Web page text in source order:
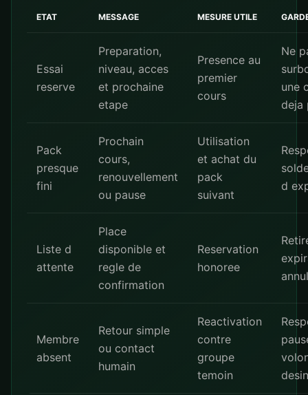
ETAT MESSAGE MESURE UTILE
Essai
reserve
Preparation,
niveau, acces
et prochaine
etape
Presence au
premier
cours
Ne
une
deja
Pack
presque
fini
Prochain
cours,
renouvellement
ou pause
Utilisation
et achat du
pack
suivant
d
Liste d
attente
Place
disponible et
regle de
confirmation
Reservation
honoree
Membre
absent
Retour simple
ou contact
humain
Reactivation
contre
groupe
temoin